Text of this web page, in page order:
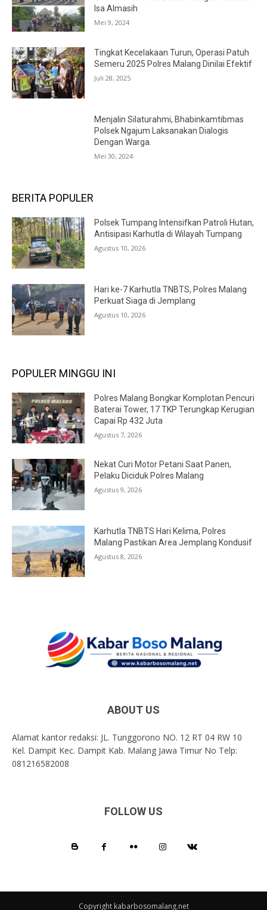
Isa Almasih
Mei 9, 2024
Tingkat Kecelakaan Turun, Operasi Patuh
Semeru 2025 Polres Malang Dinilai Efektif
Juli 28, 2025
Menjalin Silaturahmi, Bhabinkamtibmas
Polsek Ngajum Laksanakan Dialogis
Dengan Warga.
Mei 30, 2024
BERITA POPULER
Polsek Tumpang Intensifkan Patroli Hutan,
Antisipasi Karhutla di Wilayah Tumpang
Agustus 10, 2026
Hari ke-7 Karhutla TNBTS, Polres Malang
Perkuat Siaga di Jemplang
Agustus 10, 2026
POPULER MINGGU INI
Polres Malang Bongkar Komplotan Pencuri
Baterai Tower, 17 TKP Terungkap Kerugian
Capai Rp 432 Juta
Agustus 7, 2026
Nekat Curi Motor Petani Saat Panen,
Pelaku Diciduk Polres Malang
Agustus 9, 2026
Karhutla TNBTS Hari Kelima, Polres
Malang Pastikan Area Jemplang Kondusif
Agustus 8, 2026
ABOUT US
Alamat kantor redaksi: JL. Tunggorono NO. 12 RT 04 RW 10
Kel. Dampit Kec. Dampit Kab. Malang Jawa Timur No Telp:
081216582008
FOLLOW US
Copyright kabarbosomalang.net